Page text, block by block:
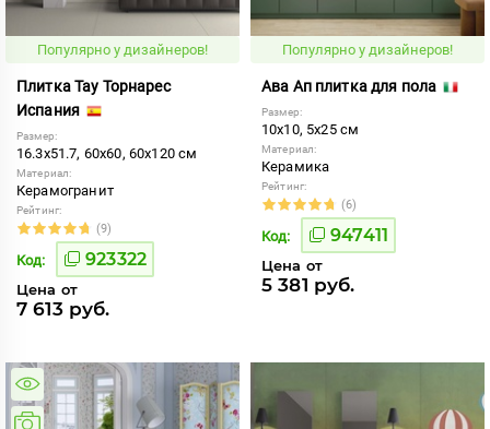
Популярно у дизайнеров!
Плитка Тау Торнарес
Испания
Размер:
16.3x51.7, 60x60, 60x120 см
Материал:
Керамогранит
Рейтинг:
(9)
Код: 923322
Цена от
7 613 руб.
Популярно у дизайнеров!
Ава Ап плитка для пола
Размер:
10x10, 5x25 см
Материал:
Керамика
Рейтинг:
(6)
Код: 947411
Цена от
5 381 руб.